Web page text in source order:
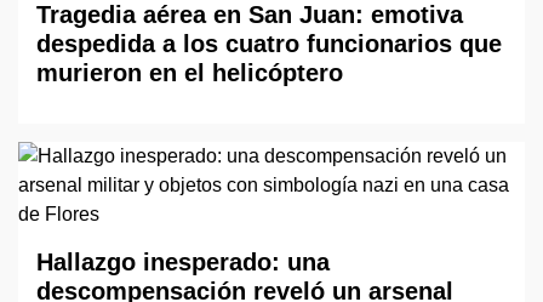
Tragedia aérea en San Juan: emotiva
despedida a los cuatro funcionarios que
murieron en el helicóptero
Hallazgo inesperado: una
descompensación reveló un arsenal